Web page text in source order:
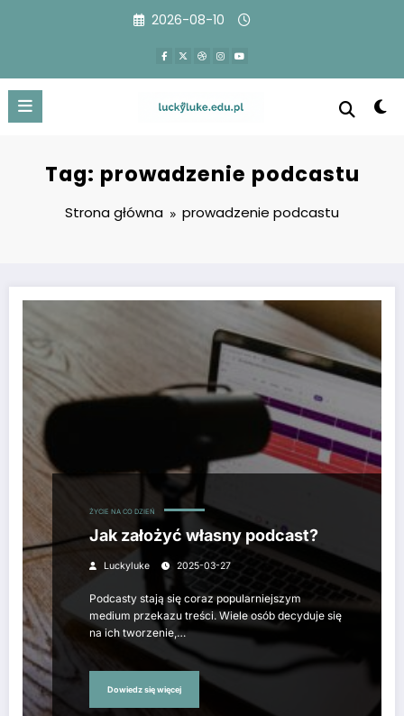
2026-08-10
Tag: prowadzenie podcastu
Strona główna prowadzenie podcastu
ŻYCIE NA CO DZIEŃ
Jak założyć własny podcast?
Luckyluke 2025-03-27
Podcasty stają się coraz popularniejszym
medium przekazu treści. Wiele osób decyduje się
na ich tworzenie,…
Dowiedz się więcej